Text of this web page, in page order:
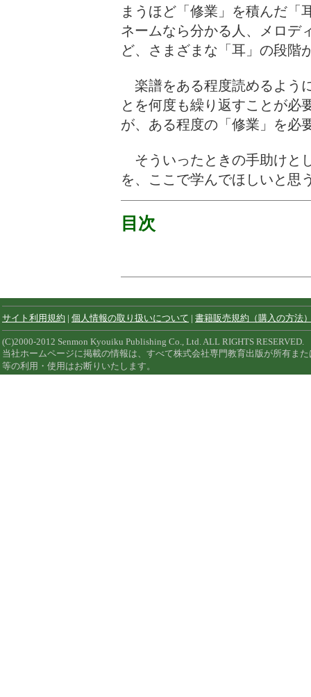
まうほど「修業」を積んだ「
ネームなら分かる人、メロデ
ど、さまざまな「耳」の段階
楽譜をある程度読めるよう
とを何度も繰り返すことが必
が、ある程度の「修業」を必
そういったときの手助けと
を、ここで学んでほしいと思
目次
サイト利用規約 | 個人情報の取り扱いについて | 書籍販売規約（購入の方法
(C)2000-2012 Senmon Kyouiku Publishing Co., Ltd. ALL RIGHTS RESERVED.
当社ホームページに掲載の情報は、すべて株式会社専門教育出版が所有ま
等の利用・使用はお断りいたします。